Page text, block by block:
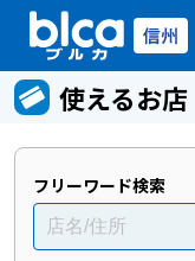
使えるお店
フリーワード検索